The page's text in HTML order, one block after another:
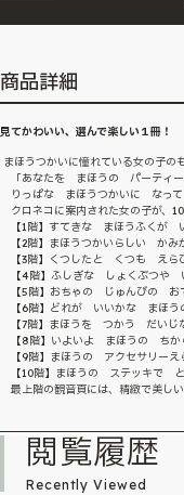
商品詳細
見てかわいい、選んで楽しい１冊！
まほうつかいに憧れている女の子の
「あなたを まほうの パーティー
りっぱな まほうつかいに なっ
クロネコに案内された女の子が、
【1階】すてきな まほうふくが
【2階】まほうつかいらしい かみ
【3階】くつしたと くつも えら
【4階】ふしぎな しょくぶつや
【5階】おちゃの じゅんびの お
【6階】どれが いいかな まほう
【7階】まほうを つかう だいじ
【8階】いよいよ まほうの ちか
【9階】まほうの アクセサリーえ
【10階】まほうの ステッキで
最上階の観音頁には、精緻で美し
閲覧履歴
Recently Viewed